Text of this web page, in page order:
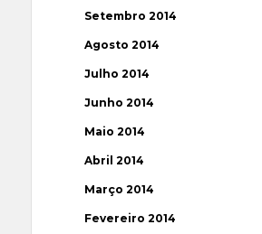
Setembro 2014
Agosto 2014
Julho 2014
Junho 2014
Maio 2014
Abril 2014
Março 2014
Fevereiro 2014